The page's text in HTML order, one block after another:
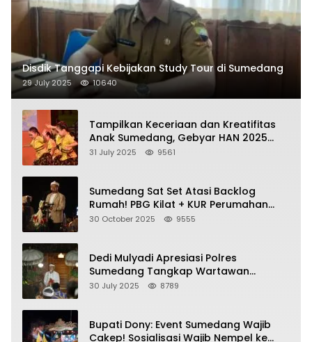
Disdik Tanggapi Kebijakan Study Tour di Sumedang
29 July 2025 10640
Tampilkan Keceriaan dan Kreatifitas
Anak Sumedang, Gebyar HAN 2025
Dihadiri Bupati dan Wabup
31 July 2025 9561
Sumedang Sat Set Atasi Backlog
Rumah! PBG Kilat + KUR Perumahan
Jadi Kunci!
30 October 2025 9555
Dedi Mulyadi Apresiasi Polres
Sumedang Tangkap Wartawan
Gadungan Pemeras Kades
30 July 2025 8789
Bupati Dony: Event Sumedang Wajib
Cakep! Sosialisasi Wajib Nempel ke